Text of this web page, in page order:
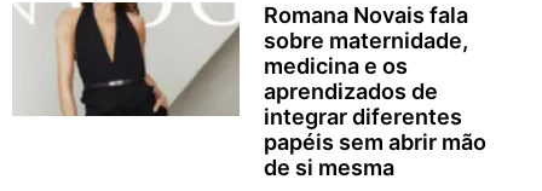
Romana Novais fala
sobre maternidade,
medicina e os
aprendizados de
integrar diferentes
papéis sem abrir mão
de si mesma